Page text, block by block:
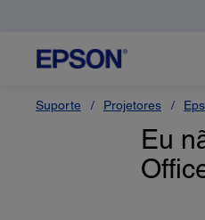
Suporte Projetores
Eu